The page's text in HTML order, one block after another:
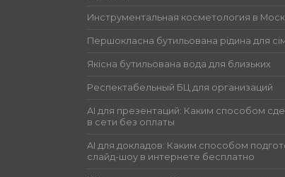
Инструментальная косметология в
Першокласна бутильована рідина для
Якісна бутильована вода для близьких
Респектабельный БЦ для организаций
AI для презентаций: Каким способом
в сети без оплаты
AI для докладов: Каким способом
слайд-шоу в интернете бесплатно